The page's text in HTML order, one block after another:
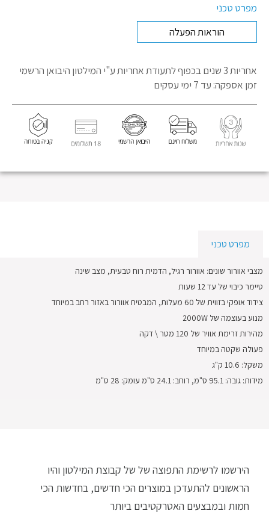
מפרט טכני
הוראות הפעלה
אחריות 3 שנים בכפוף לתעודת אחריות
ע"י המילטון היבואן הרשמי
זמן אספקה: עד 7 ימי עסקים
מפרט טכני
מצבי אוורור שונים: אוורור רגיל, הדמית רוח טבעית, מצב שינה
טיימר כיבוי של עד 12 שעות
צידוד אופקי בזווית של 60 מעלות, המבטיח אוורור באזור רחב במיוחד
מנוע בעוצמה של 2000W
מהירות זרימת אוויר של 120 מטר \ דקה
פעולה שקטה במיוחד
משקל: 10.6 ק"ג
מידות: גובה: 95.1 ס"מ, רוחב: 24.1 ס"מ עומק: 28 ס"מ
הירשמו לרשימת התפוצה של של קבוצת המילטון והיו
הראשונים להתעדכן במוצרים הכי חדשים, בחדשות הכי
חמות ובמבצעים האטרקטיבים ביותר